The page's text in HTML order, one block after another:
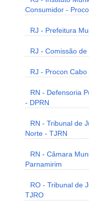
Consumidor -
RJ - Prefeitura
RJ - Comissão
RJ - Procon
RN - Defensoria
- DPRN
RN - Tribunal de
Norte - TJRN
RN - Câmara
Parnamirim
RO - Tribunal de
TJRO